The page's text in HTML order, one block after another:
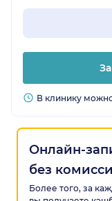
В клинику
Онлайн-
без
Более того, за